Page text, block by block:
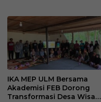
IKA MEP ULM Bersama
Akademisi FEB Dorong
Transformasi Desa Wisata